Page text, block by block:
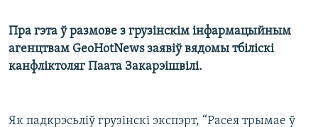
Пра гэта ў размове з грузінскім інфармацыйным
агенцтвам GeoHotNews заявіў вядомы тбіліскі
канфліктоляг Паата Закарэішвілі.
Як падкрэсьліў грузінскі экспэрт, “Расея трымае ў